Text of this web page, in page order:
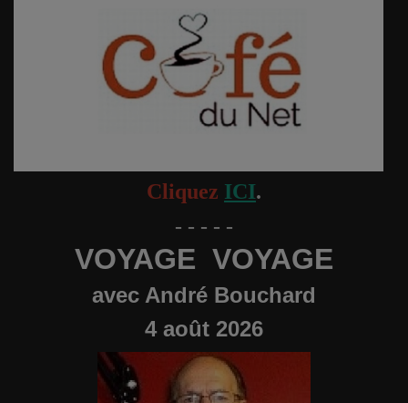
Cliquez ICI.
- - - - -
VOYAGE VOYAGE
avec André Bouchard
4 août 2026